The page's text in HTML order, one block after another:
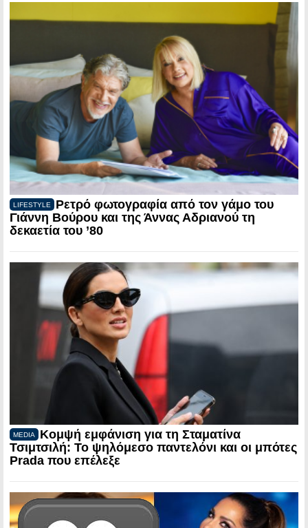
LIFESTYLE
Ρετρό φωτογραφία από τον γάμο του
Γιάννη Βούρου και της Άννας Αδριανού τη
δεκαετία του ’80
MEDIA
Κομψή εμφάνιση για τη Σταματίνα
Τσιμτσιλή: Το ψηλόμεσο παντελόνι και οι μπότες
Prada που επέλεξε